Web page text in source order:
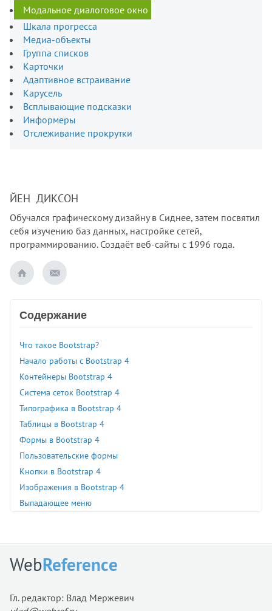
Модальное диалоговое окно
Шкала прогресса
Медиа-объекты
Группа списков
Карточки
Адаптивное встраивание
Карусель
Всплывающие подсказки
Информеры
Отслеживание прокрутки
ЙЕН ДИКСОН
Обучался графическому дизайну в Сиднее, затем посвятил
себя изучению баз данных, настройке сетей,
программированию. Создаёт веб-сайты с 1996 года.
Содержание
Что такое Bootstrap?
Начало работы с Bootstrap 4
Контейнеры Bootstrap 4
Система сеток Bootstrap 4
Типографика в Bootstrap 4
Таблицы в Bootstrap 4
Формы в Bootstrap 4
Пользовательские формы
Кнопки в Bootstrap 4
Изображения в Bootstrap 4
Выпадающее меню
Навигация
Хлебные крошки
WebReference
Гл. редактор: Влад Мержевич